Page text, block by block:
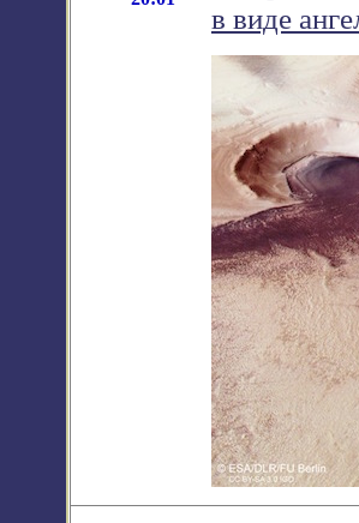
в виде